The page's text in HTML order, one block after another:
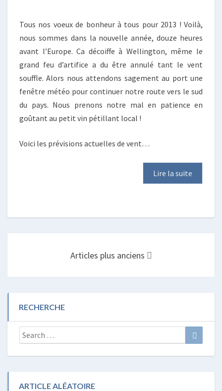
Tous nos voeux de bonheur à tous pour 2013 ! Voilà,
nous sommes dans la nouvelle année, douze heures
avant l’Europe. Ca décoiffe à Wellington, même le
grand feu d’artifice a du être annulé tant le vent
souffle. Alors nous attendons sagement au port une
fenêtre météo pour continuer notre route vers le sud
du pays. Nous prenons notre mal en patience en
goûtant au petit vin pétillant local !
Voici les prévisions actuelles de vent…
Lire la suite
Articles plus anciens
RECHERCHE
Search
for:
Search
ARTICLE ALÉATOIRE